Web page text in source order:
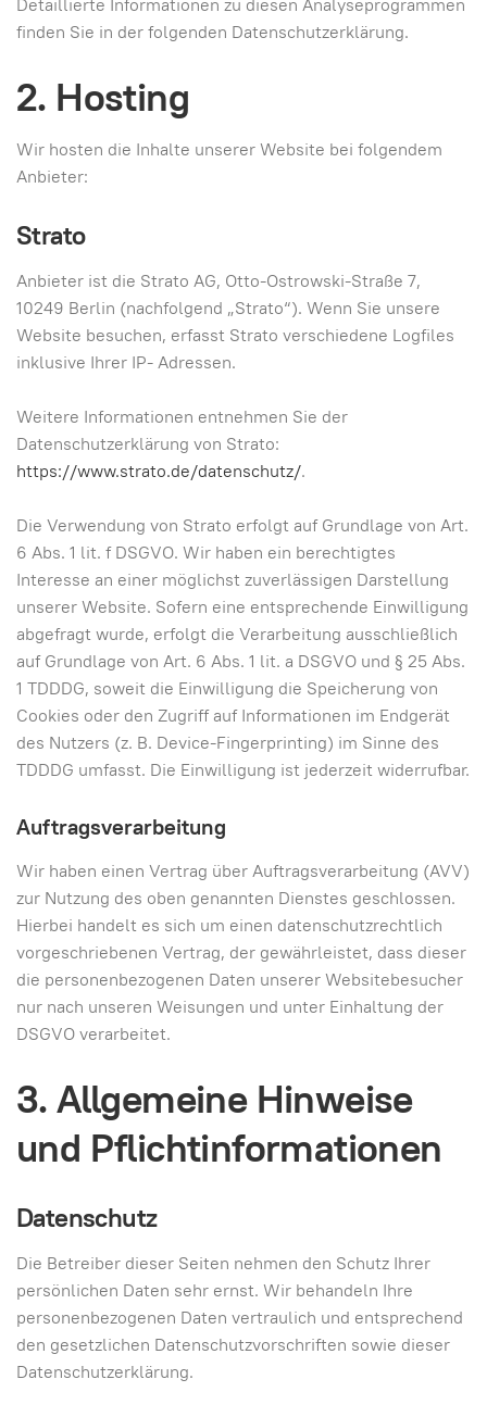
Detaillierte Informationen zu diesen Analyseprogrammen
finden Sie in der folgenden Datenschutzerklärung.
2. Hosting
Wir hosten die Inhalte unserer Website bei folgendem
Anbieter:
Strato
Anbieter ist die Strato AG, Otto-Ostrowski-Straße 7,
10249 Berlin (nachfolgend „Strato“). Wenn Sie unsere
Website besuchen, erfasst Strato verschiedene Logfiles
inklusive Ihrer IP- Adressen.
Weitere Informationen entnehmen Sie der
Datenschutzerklärung von Strato:
https://www.strato.de/datenschutz/.
Die Verwendung von Strato erfolgt auf Grundlage von Art.
6 Abs. 1 lit. f DSGVO. Wir haben ein berechtigtes
Interesse an einer möglichst zuverlässigen Darstellung
unserer Website. Sofern eine entsprechende Einwilligung
abgefragt wurde, erfolgt die Verarbeitung ausschließlich
auf Grundlage von Art. 6 Abs. 1 lit. a DSGVO und § 25 Abs.
1 TDDDG, soweit die Einwilligung die Speicherung von
Cookies oder den Zugriff auf Informationen im Endgerät
des Nutzers (z. B. Device-Fingerprinting) im Sinne des
TDDDG umfasst. Die Einwilligung ist jederzeit widerrufbar.
Auftragsverarbeitung
Wir haben einen Vertrag über Auftragsverarbeitung (AVV)
zur Nutzung des oben genannten Dienstes geschlossen.
Hierbei handelt es sich um einen datenschutzrechtlich
vorgeschriebenen Vertrag, der gewährleistet, dass dieser
die personenbezogenen Daten unserer Websitebesucher
nur nach unseren Weisungen und unter Einhaltung der
DSGVO verarbeitet.
3. Allgemeine Hinweise
und Pflicht­informationen
Datenschutz
Die Betreiber dieser Seiten nehmen den Schutz Ihrer
persönlichen Daten sehr ernst. Wir behandeln Ihre
personenbezogenen Daten vertraulich und entsprechend
den gesetzlichen Datenschutzvorschriften sowie dieser
Datenschutzerklärung.